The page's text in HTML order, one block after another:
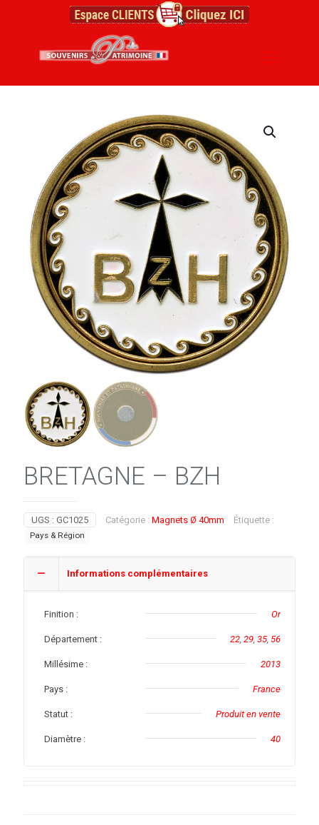
BRETAGNE – BZH
UGS : GC1025 Catégorie : Magnets Ø 40mm Étiquette :
Pays & Région
Informations complémentaires
Finition : Or
Département : 22 29 35 56
Millésime : 2013
Pays : France
Statut : Produit en vente
Diamètre : 40